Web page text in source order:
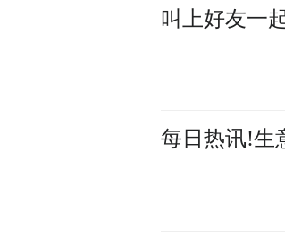
叫上好友一
每日热讯!生